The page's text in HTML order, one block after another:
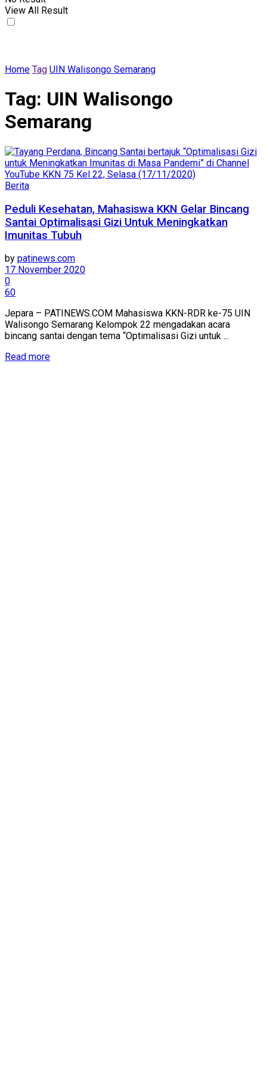
View All Result
Home Tag UIN Walisongo Semarang
Tag: UIN Walisongo
Semarang
Berita
Peduli Kesehatan, Mahasiswa KKN Gelar Bincang
Santai Optimalisasi Gizi Untuk Meningkatkan
Imunitas Tubuh
by patinews.com
17 November 2020
0
60
Jepara – PATINEWS.COM Mahasiswa KKN-RDR ke-75 UIN
Walisongo Semarang Kelompok 22 mengadakan acara
bincang santai dengan tema “Optimalisasi Gizi untuk ...
Read moreDetails